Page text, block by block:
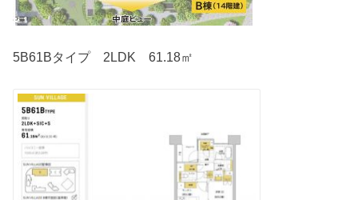
5B61Bタイプ 2LDK 61.18㎡